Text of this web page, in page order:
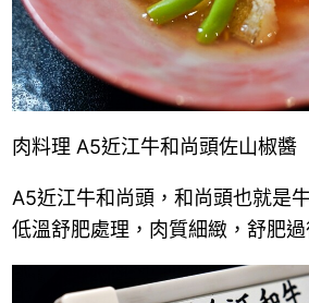
肉料理 A5近江牛和尚頭佐山椒醬
A5近江牛和尚頭，和尚頭也就是
低溫舒肥處理，肉質細緻，舒肥過